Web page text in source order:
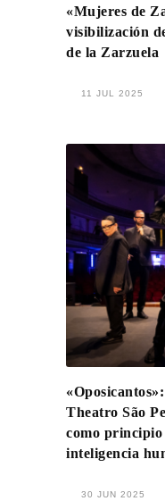
«Mujeres de
visibilización
de la Zarzuela
11 JUL 2025
Theatro São
como
inteligencia
30 JUN 2025